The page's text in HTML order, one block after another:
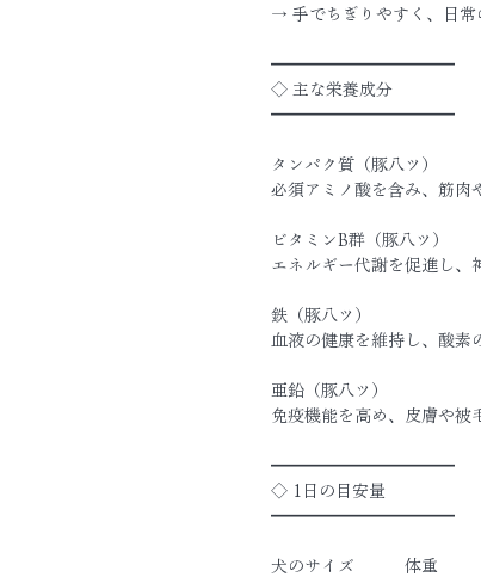
→ 手でちぎりやすく、日常
━━━━━━━━━━━
◇ 主な栄養成分
━━━━━━━━━━━
タンパク質（豚八ツ）
必須アミノ酸を含み、筋肉
ビタミンB群（豚八ツ）
エネルギー代謝を促進し、
鉄（豚八ツ）
血液の健康を維持し、酸素
亜鉛（豚八ツ）
免疫機能を高め、皮膚や被
━━━━━━━━━━━
◇ 1日の目安量
━━━━━━━━━━━
犬のサイズ　　　体重　　